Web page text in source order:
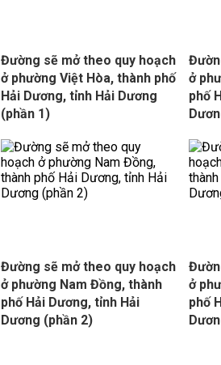
Đường sẽ mở theo quy hoạch
ở phường Việt Hòa, thành phố
Hải Dương, tỉnh Hải Dương
(phần 1)
ở
phố
Đường sẽ mở theo quy hoạch
ở phường Nam Đồng, thành
phố Hải Dương, tỉnh Hải
Dương (phần 2)
ở
phố